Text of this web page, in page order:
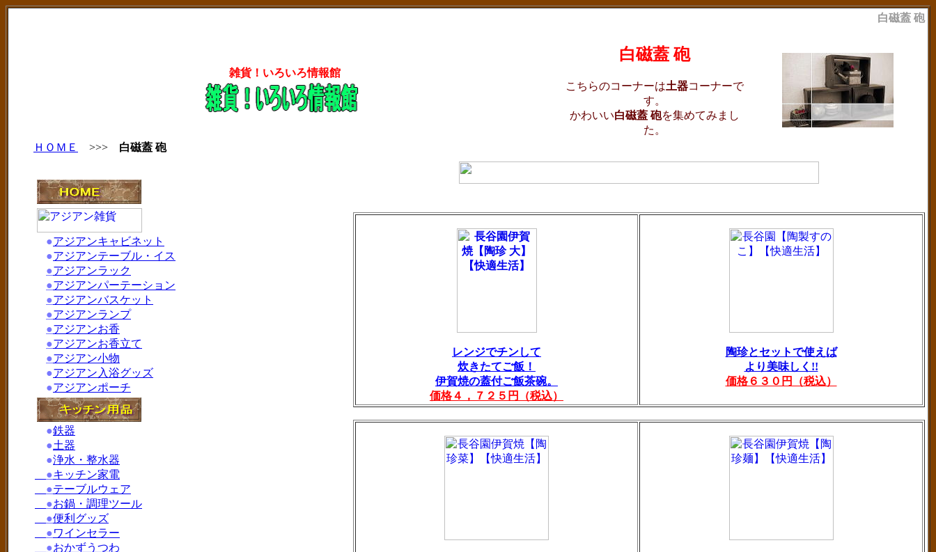
白磁蓋 砲
雑貨！いろいろ情報館
白磁蓋 砲
こちらのコーナーは土器コーナーで
す。
かわいい白磁蓋 砲を集めてみまし
た。
ＨＯＭＥ
>>> 白磁蓋 砲
レンジでチンして
炊きたてご飯！
伊賀焼の蓋付ご飯茶碗。
価格４，７２５円（税込）
陶珍とセットで使えば
より美味しく!!
価格６３０円（税込）
●アジアンキャビネット
●アジアンテーブル・イス
●アジアンラック
●アジアンパーテーション
●アジアンバスケット
●アジアンランプ
●アジアンお香
●アジアンお香立て
●アジアン小物
●アジアン入浴グッズ
●アジアンポーチ
●鉄器
●土器
●浄水・整水器
●キッチン家電
●テーブルウェア
●お鍋・調理ツール
●便利グッズ
●ワインセラー
●おかずうつわ